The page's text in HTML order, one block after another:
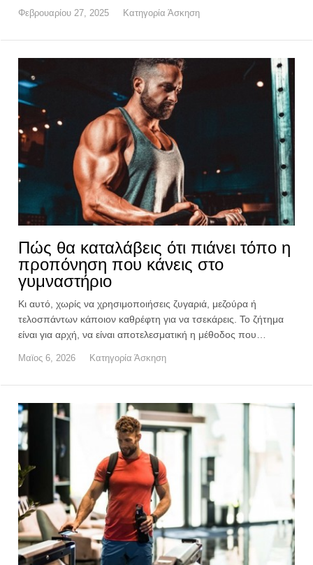
Φεβρουαρίου 27, 2025 Κατηγορία Άσκηση
Πώς θα καταλάβεις ότι πιάνει τόπο η
προπόνηση που κάνεις στο
γυμναστήριο
Κι αυτό, χωρίς να χρησιμοποιήσεις ζυγαριά, μεζούρα ή
τελοσπάντων κάποιον καθρέφτη για να τσεκάρεις. Το ζήτημα
είναι για αρχή, να είναι αποτελεσματική η μέθοδος που…
Μαϊος 6, 2026 Κατηγορία Άσκηση